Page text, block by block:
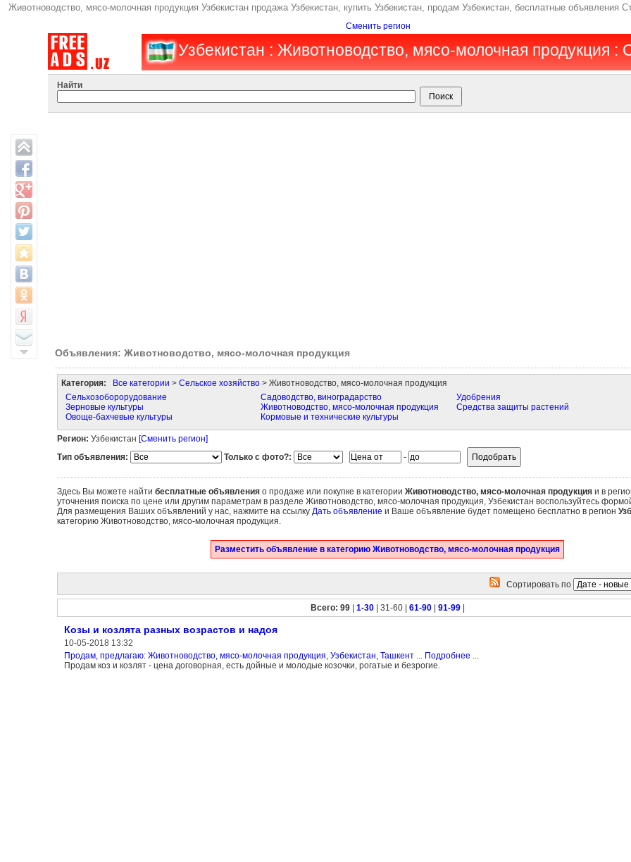
Животноводство, мясо-молочная продукция Узбекистан продажа Узбекистан, купить Узбекистан, продам Узбекистан, бесплатные объявления
Сменить регион
Узбекистан : Животноводство, мясо-молочная продукция :
Найти
Объявления: Животноводство, мясо-молочная продукция
Категория: Все категории > Сельское хозяйство> Животноводство, мясо-молочная продукция
Сельхозоборорудование
Зерновые культуры
Овоще-бахчевые культуры
Садоводство, виноградарство
Животноводство, мясо-молочная продукция
Кормовые и технические культуры
Удобрения
Средства защиты растений
Регион: Узбекистан [Сменить регион]
Тип объявления:
Только с фото?: -
Здесь Вы можете найти бесплатные объявленияо продаже или покупке в категории Животноводство, мясо-молочная продукцияи в
уточнения поиска по цене или другим параметрам в разделе Животноводство, мясо-молочная продукция, Узбекистан воспользуйтесь
Для размещения Ваших объявлений у нас, нажмите на ссылку Дать объявление и Ваше объявление будет помещено бесплатно в регион
категорию Животноводство, мясо-молочная продукция.
Разместить объявление в категорию Животноводство, мясо-молочная продукция
Сортировать по
Всего: 99| 1-30| 31-60 | 61-90| 91-99|
Козы и козлята разных возрастов и надоя
10-05-2018 13:32
Продам, предлагаю: Животноводство, мясо-молочная продукция, Узбекистан, Ташкент... Подробнее ...
Продам коз и козлят - цена договорная, есть дойные и молодые козочки, рогатые и безрогие.